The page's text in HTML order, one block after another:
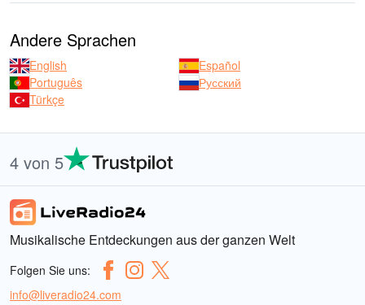
Andere Sprachen
English
Español
Português
Русский
Türkçe
4 von 5
Musikalische Entdeckungen aus der ganzen Welt
Folgen Sie uns:
info@liveradio24.com